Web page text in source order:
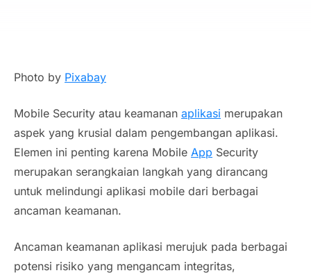
Photo by Pixabay
Mobile Security atau keamanan aplikasi merupakan
aspek yang krusial dalam pengembangan aplikasi.
Elemen ini penting karena Mobile App Security
merupakan serangkaian langkah yang dirancang
untuk melindungi aplikasi mobile dari berbagai
ancaman keamanan.
Ancaman keamanan aplikasi merujuk pada berbagai
potensi risiko yang mengancam integritas,